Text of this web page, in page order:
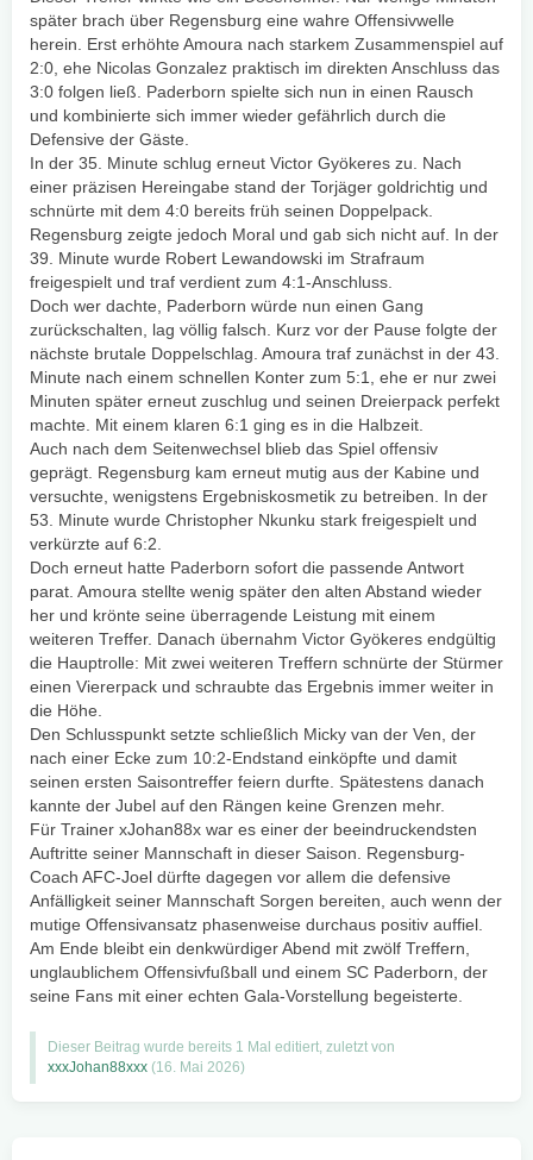
später brach über Regensburg eine wahre Offensivwelle
herein. Erst erhöhte Amoura nach starkem Zusammenspiel auf
2:0, ehe Nicolas Gonzalez praktisch im direkten Anschluss das
3:0 folgen ließ. Paderborn spielte sich nun in einen Rausch
und kombinierte sich immer wieder gefährlich durch die
Defensive der Gäste.
In der 35. Minute schlug erneut Victor Gyökeres zu. Nach
einer präzisen Hereingabe stand der Torjäger goldrichtig und
schnürte mit dem 4:0 bereits früh seinen Doppelpack.
Regensburg zeigte jedoch Moral und gab sich nicht auf. In der
39. Minute wurde Robert Lewandowski im Strafraum
freigespielt und traf verdient zum 4:1-Anschluss.
Doch wer dachte, Paderborn würde nun einen Gang
zurückschalten, lag völlig falsch. Kurz vor der Pause folgte der
nächste brutale Doppelschlag. Amoura traf zunächst in der 43.
Minute nach einem schnellen Konter zum 5:1, ehe er nur zwei
Minuten später erneut zuschlug und seinen Dreierpack perfekt
machte. Mit einem klaren 6:1 ging es in die Halbzeit.
Auch nach dem Seitenwechsel blieb das Spiel offensiv
geprägt. Regensburg kam erneut mutig aus der Kabine und
versuchte, wenigstens Ergebniskosmetik zu betreiben. In der
53. Minute wurde Christopher Nkunku stark freigespielt und
verkürzte auf 6:2.
Doch erneut hatte Paderborn sofort die passende Antwort
parat. Amoura stellte wenig später den alten Abstand wieder
her und krönte seine überragende Leistung mit einem
weiteren Treffer. Danach übernahm Victor Gyökeres endgültig
die Hauptrolle: Mit zwei weiteren Treffern schnürte der Stürmer
einen Viererpack und schraubte das Ergebnis immer weiter in
die Höhe.
Den Schlusspunkt setzte schließlich Micky van der Ven, der
nach einer Ecke zum 10:2-Endstand einköpfte und damit
seinen ersten Saisontreffer feiern durfte. Spätestens danach
kannte der Jubel auf den Rängen keine Grenzen mehr.
Für Trainer xJohan88x war es einer der beeindruckendsten
Auftritte seiner Mannschaft in dieser Saison. Regensburg-
Coach AFC-Joel dürfte dagegen vor allem die defensive
Anfälligkeit seiner Mannschaft Sorgen bereiten, auch wenn der
mutige Offensivansatz phasenweise durchaus positiv auffiel.
Am Ende bleibt ein denkwürdiger Abend mit zwölf Treffern,
unglaublichem Offensivfußball und einem SC Paderborn, der
seine Fans mit einer echten Gala-Vorstellung begeisterte.
Dieser Beitrag wurde bereits 1 Mal editiert, zuletzt von
xxxJohan88xxx (16. Mai 2026)